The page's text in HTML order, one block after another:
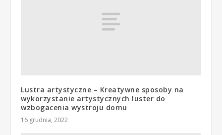
Lustra artystyczne – Kreatywne sposoby na
wykorzystanie artystycznych luster do
wzbogacenia wystroju domu
16 grudnia, 2022